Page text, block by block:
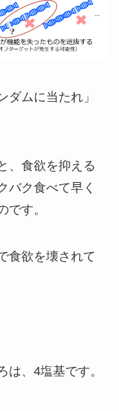
ダムに当たれ」
、食欲を抑える
バク食べて早く
です。
欲を壊されて
は、4塩基です。